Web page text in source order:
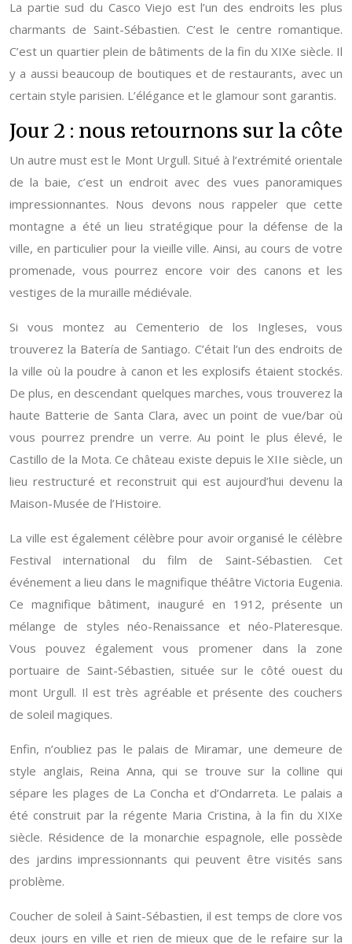
La partie sud du Casco Viejo est l’un des endroits les plus
charmants de Saint-Sébastien. C’est le centre romantique.
C’est un quartier plein de bâtiments de la fin du XIXe siècle. Il
y a aussi beaucoup de boutiques et de restaurants, avec un
certain style parisien. L’élégance et le glamour sont garantis.
Jour 2 : nous retournons sur la côte
Un autre must est le Mont Urgull. Situé à l’extrémité orientale
de la baie, c’est un endroit avec des vues panoramiques
impressionnantes. Nous devons nous rappeler que cette
montagne a été un lieu stratégique pour la défense de la
ville, en particulier pour la vieille ville. Ainsi, au cours de votre
promenade, vous pourrez encore voir des canons et les
vestiges de la muraille médiévale.
Si vous montez au Cementerio de los Ingleses, vous
trouverez la Batería de Santiago. C’était l’un des endroits de
la ville où la poudre à canon et les explosifs étaient stockés.
De plus, en descendant quelques marches, vous trouverez la
haute Batterie de Santa Clara, avec un point de vue/bar où
vous pourrez prendre un verre. Au point le plus élevé, le
Castillo de la Mota. Ce château existe depuis le XIIe siècle, un
lieu restructuré et reconstruit qui est aujourd’hui devenu la
Maison-Musée de l’Histoire.
La ville est également célèbre pour avoir organisé le célèbre
Festival international du film de Saint-Sébastien. Cet
événement a lieu dans le magnifique théâtre Victoria Eugenia.
Ce magnifique bâtiment, inauguré en 1912, présente un
mélange de styles néo-Renaissance et néo-Plateresque.
Vous pouvez également vous promener dans la zone
portuaire de Saint-Sébastien, située sur le côté ouest du
mont Urgull. Il est très agréable et présente des couchers
de soleil magiques.
Enfin, n’oubliez pas le palais de Miramar, une demeure de
style anglais, Reina Anna, qui se trouve sur la colline qui
sépare les plages de La Concha et d’Ondarreta. Le palais a
été construit par la régente Maria Cristina, à la fin du XIXe
siècle. Résidence de la monarchie espagnole, elle possède
des jardins impressionnants qui peuvent être visités sans
problème.
Coucher de soleil à Saint-Sébastien, il est temps de clore vos
deux jours en ville et rien de mieux que de le refaire sur la